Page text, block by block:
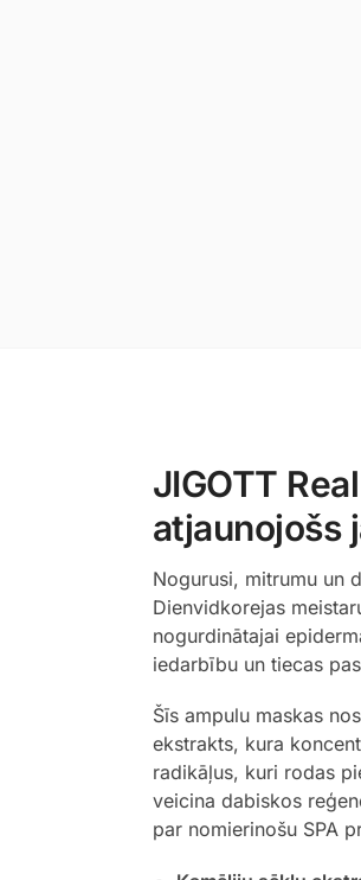
JIGOTT
atjaunojošs
Nogurusi, mitrumu un
Dienvidkorejas
nogurdinātajai
iedarbību un tiecas
Šīs ampulu maskas
ekstrakts, kura
radikāļus, kuri rodas
veicina dabiskos
par nomierinošu SPA